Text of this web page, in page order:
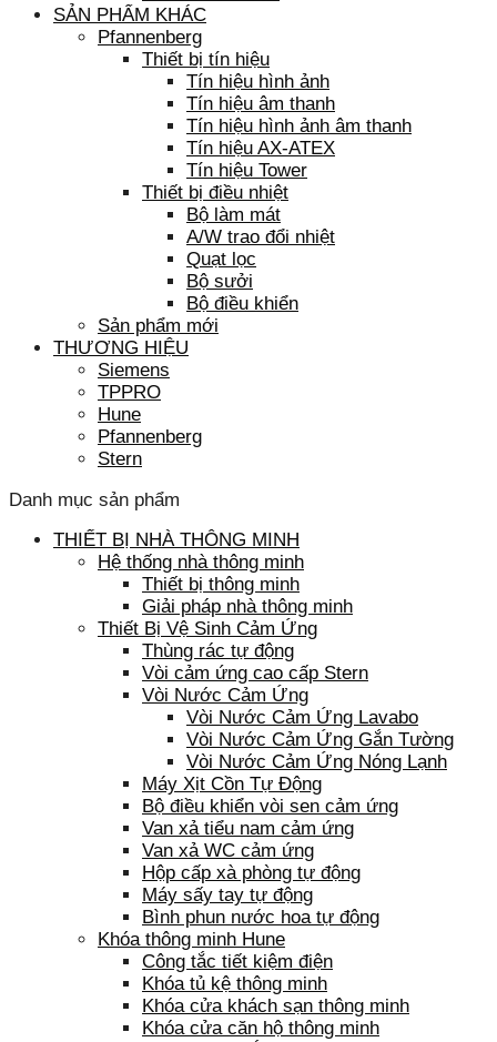
SẢN PHẨM KHÁC
Pfannenberg
Thiết bị tín hiệu
Tín hiệu hình ảnh
Tín hiệu âm thanh
Tín hiệu hình ảnh âm thanh
Tín hiệu AX-ATEX
Tín hiệu Tower
Thiết bị điều nhiệt
Bộ làm mát
A/W trao đổi nhiệt
Quạt lọc
Bộ sưởi
Bộ điều khiển
Sản phẩm mới
THƯƠNG HIỆU
Siemens
TPPRO
Hune
Pfannenberg
Stern
Danh mục sản phẩm
THIẾT BỊ NHÀ THÔNG MINH
Hệ thống nhà thông minh
Thiết bị thông minh
Giải pháp nhà thông minh
Thiết Bị Vệ Sinh Cảm Ứng
Thùng rác tự động
Vòi cảm ứng cao cấp Stern
Vòi Nước Cảm Ứng
Vòi Nước Cảm Ứng Lavabo
Vòi Nước Cảm Ứng Gắn Tường
Vòi Nước Cảm Ứng Nóng Lạnh
Máy Xịt Cồn Tự Động
Bộ điều khiển vòi sen cảm ứng
Van xả tiểu nam cảm ứng
Van xả WC cảm ứng
Hộp cấp xà phòng tự động
Máy sấy tay tự động
Bình phun nước hoa tự động
Khóa thông minh Hune
Công tắc tiết kiệm điện
Khóa tủ kệ thông minh
Khóa cửa khách sạn thông minh
Khóa cửa căn hộ thông minh